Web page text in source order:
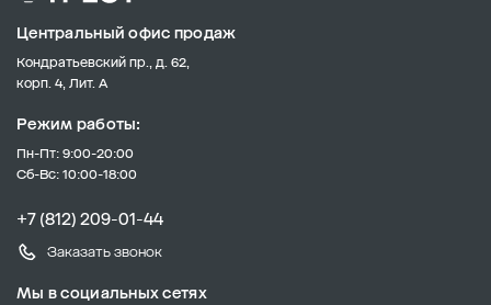
Центральный офис продаж
Кондратьевский пр., д. 62,
корп. 4, Лит. А
Режим работы:
Пн-Пт: 9:00-20:00
Сб-Вс: 10:00-18:00
+7 (812) 209-01-44
Заказать звонок
Мы в социальных сетях